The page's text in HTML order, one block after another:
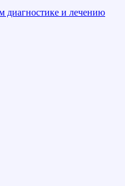
диагностике и лечению